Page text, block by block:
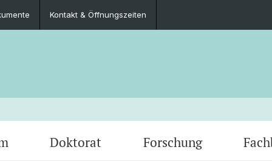
Kontakt & Öffnungszeiten
Doktorat Forschung